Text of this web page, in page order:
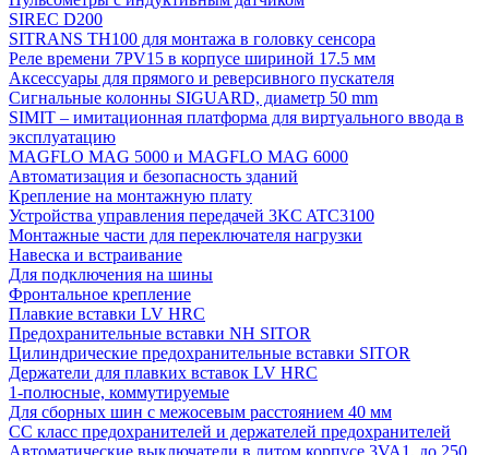
SIREC D200
SITRANS TH100 для монтажа в головку сенсора
Реле времени 7PV15 в корпусе шириной 17.5 мм
Аксессуары для прямого и реверсивного пускателя
Сигнальные колонны SIGUARD, диаметр 50 mm
SIMIT – имитационная платформа для виртуального ввода в
эксплуатацию
MAGFLO MAG 5000 и MAGFLO MAG 6000
Автоматизация и безопасность зданий
Крепление на монтажную плату
Устройства управления передачей 3KC ATC3100
Монтажные части для переключателя нагрузки
Навеска и встраивание
Для подключения на шины
Фронтальное крепление
Плавкие вставки LV HRC
Предохранительные вставки NH SITOR
Цилиндрические предохранительные вставки SITOR
Держатели для плавких вставок LV HRC
1-полюсные, коммутируемые
Для сборных шин с межосевым расстоянием 40 мм
СС класс предохранителей и держателей предохранителей
Автоматические выключатели в литом корпусе 3VA1, до 250